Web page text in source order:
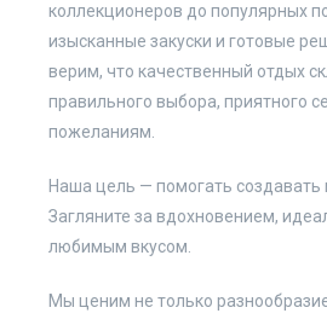
коллекционеров до популярных
изысканные закуски и готовые
верим, что качественный отдых
правильного выбора, приятного
пожеланиям.
Наша цель — помогать создавать
Загляните за вдохновением,
любимым вкусом.
Мы ценим не только